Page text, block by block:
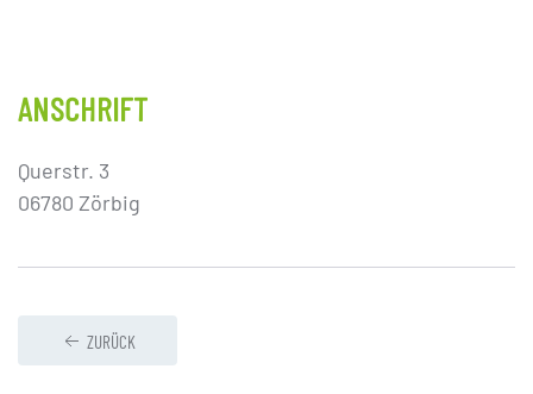
ANSCHRIFT
Querstr. 3
06780 Zörbig
ZURÜCK